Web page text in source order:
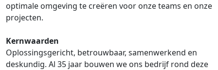
optimale omgeving te creëren voor onze teams en onze
projecten.
Kernwaarden
Oplossingsgericht, betrouwbaar, samenwerkend en
deskundig. Al 35 jaar bouwen we ons bedrijf rond deze